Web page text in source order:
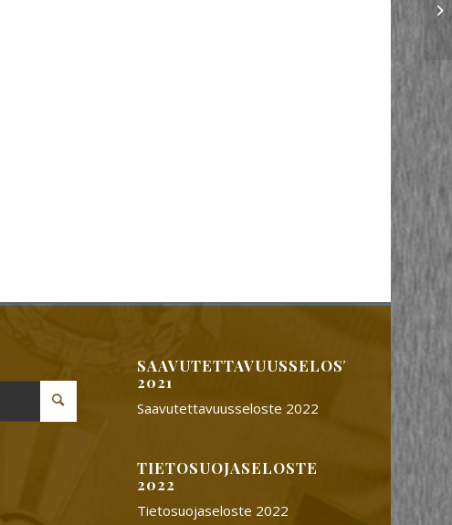
SAAVUTETTAVUUSSELOSTE
2021
Saavutettavuusseloste 2022
TIETOSUOJASELOSTE
2022
Tietosuojaseloste 2022